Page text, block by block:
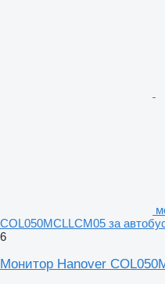
COL050MCLLCM05 за
6
Монитор Hanover